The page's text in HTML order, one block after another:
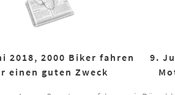
2018, 2000 Biker fahren
einen guten Zweck
9.